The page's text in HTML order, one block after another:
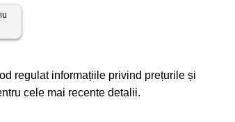
regulat informațiile privind prețurile și
cele mai recente detalii.